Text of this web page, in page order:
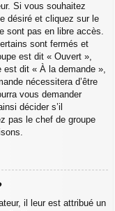
Si vous souhaitez
désiré et cliquez sur le
sont pas en libre accès.
sont fermés et
est dit « Ouvert »,
est dit « À la demande »,
nécessitera d’être
vous demander
décider s’il
pas le chef de groupe
il leur est attribué un